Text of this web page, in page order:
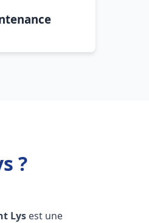
?
Lys est une